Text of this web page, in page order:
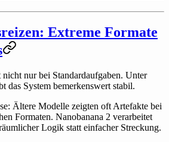
Extreme Formate
nur bei Standardaufgaben. Unter
das System bemerkenswert stabil.
Ältere Modelle zeigten oft Artefakte bei
Formaten. Nanobanana 2 verarbeitet
Logik statt einfacher Streckung.